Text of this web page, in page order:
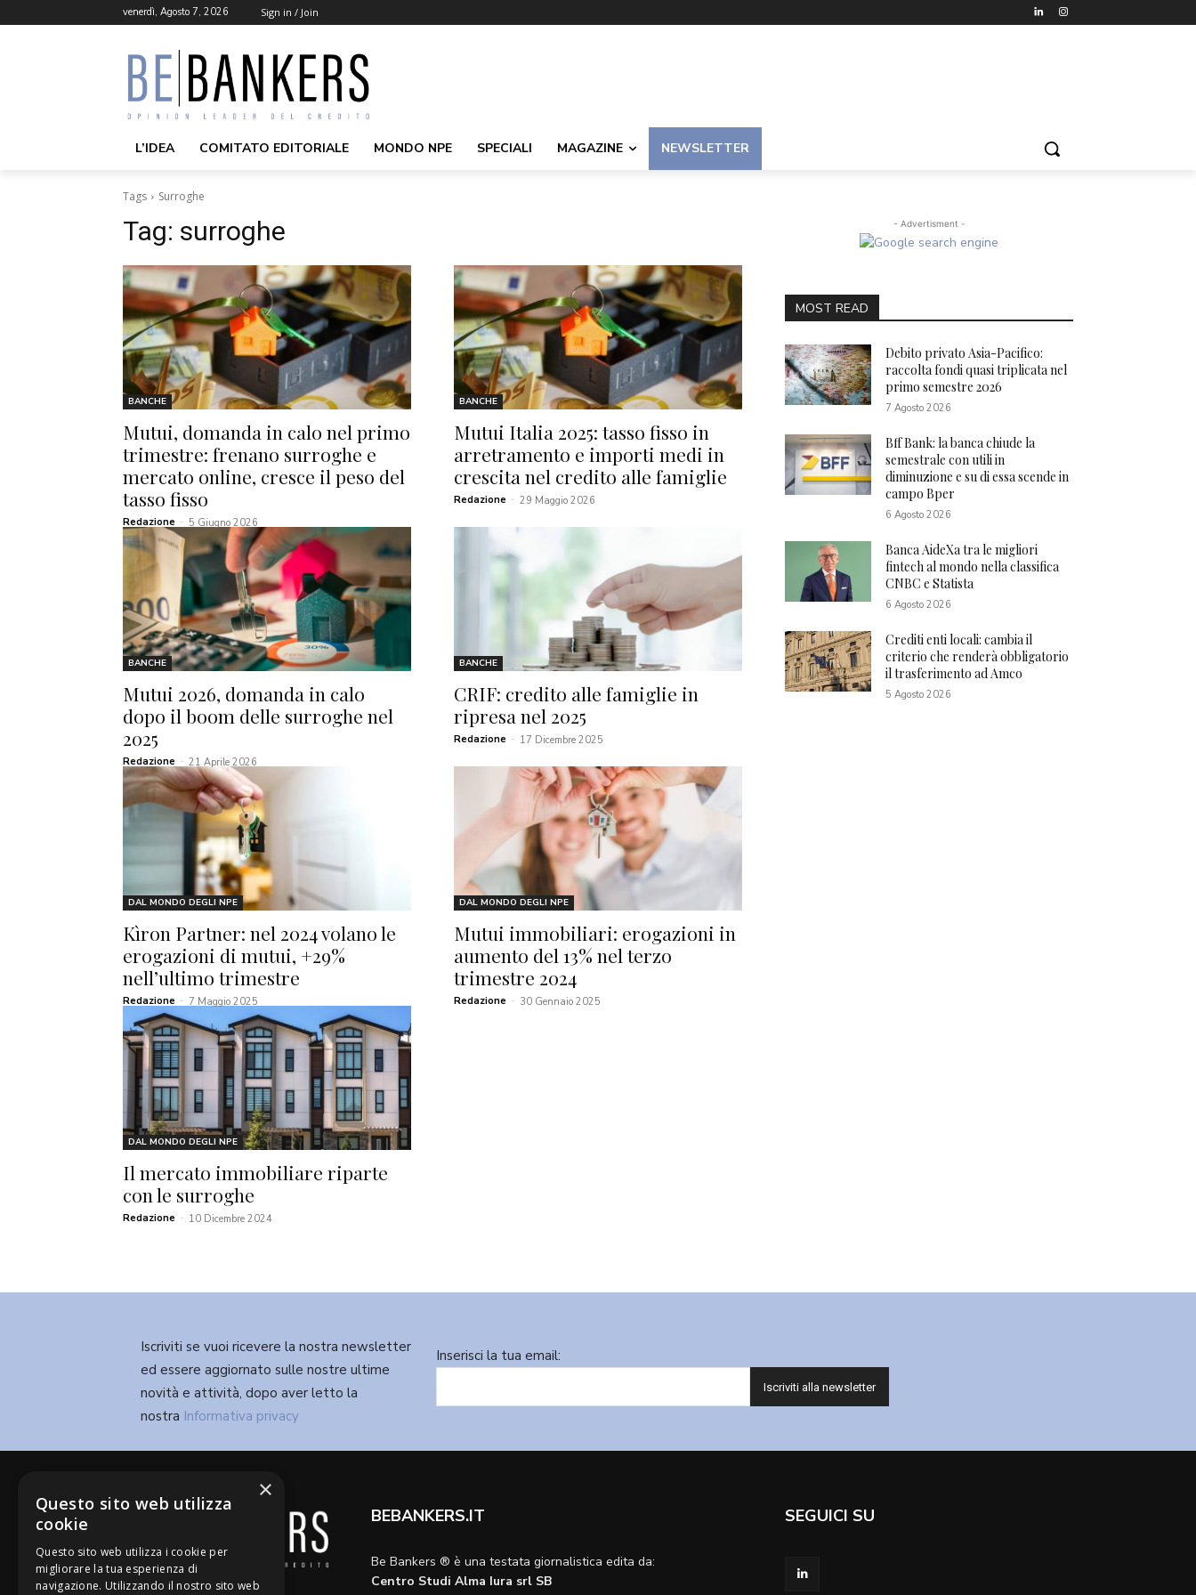
venerdì, Agosto 7, 2026 Sign in / Join
L’IDEA COMITATO EDITORIALE MONDO NPE SPECIALI MAGAZINE NEWSLETTER
Tags Surroghe
Tag: surroghe
BANCHE
Mutui, domanda in calo nel primo
trimestre: frenano surroghe e
mercato online, cresce il peso del
tasso fisso
Redazione - 5 Giugno 2026
BANCHE
Mutui Italia 2025: tasso fisso in
arretramento e importi medi in
crescita nel credito alle famiglie
Redazione - 29 Maggio 2026
BANCHE
Mutui 2026, domanda in calo
dopo il boom delle surroghe nel
2025
Redazione - 21 Aprile 2026
BANCHE
CRIF: credito alle famiglie in
ripresa nel 2025
Redazione - 17 Dicembre 2025
DAL MONDO DEGLI NPE
Kìron Partner: nel 2024 volano le
erogazioni di mutui, +29%
nell’ultimo trimestre
Redazione - 7 Maggio 2025
DAL MONDO DEGLI NPE
Mutui immobiliari: erogazioni in
aumento del 13% nel terzo
trimestre 2024
Redazione - 30 Gennaio 2025
DAL MONDO DEGLI NPE
Il mercato immobiliare riparte
con le surroghe
Redazione - 10 Dicembre 2024
- Advertisment -
MOST READ
Debito privato Asia-Pacifico:
raccolta fondi quasi triplicata nel
primo semestre 2026
7 Agosto 2026
Bff Bank: la banca chiude la
semestrale con utili in
diminuzione e su di essa scende in
campo Bper
6 Agosto 2026
Banca AideXa tra le migliori
fintech al mondo nella classifica
CNBC e Statista
6 Agosto 2026
Crediti enti locali: cambia il
criterio che renderà obbligatorio
il trasferimento ad Amco
5 Agosto 2026
Iscriviti se vuoi ricevere la nostra newsletter
ed essere aggiornato sulle nostre ultime
novità e attività, dopo aver letto la
nostra Informativa privacy
Inserisci la tua email:
BEBANKERS.IT
Be Bankers ® è una testata giornalistica edita da:
Centro Studi Alma Iura srl SB
SEGUICI SU
×
Questo sito web utilizza
cookie
Questo sito web utilizza i cookie per
migliorare la tua esperienza di
navigazione. Utilizzando il nostro sito web